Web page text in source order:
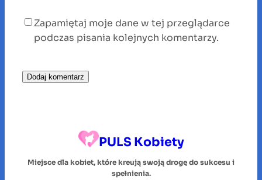
Zapamiętaj moje dane w tej przeglądarce
podczas pisania kolejnych komentarzy.
PULS Kobiety
Miejsce dla kobiet, które kreują swoją drogę do sukcesu i
spełnienia.